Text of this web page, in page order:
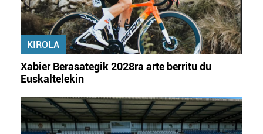
baliatzen gara. Ohar hau onartuz gero, teknologia hori
erabiltzeko baimen esplizitua ematen diguzu.Gehiago
irakurri
KIROLA
Xabier Berasategik 2028ra arte berritu du
Euskaltelekin